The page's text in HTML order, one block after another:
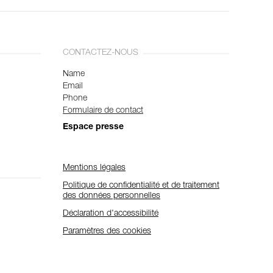
CONTACTEZ-NOUS
Name
Email
Phone
Formulaire de contact
Espace presse
Mentions légales
Politique de confidentialité et de traitement
des données personnelles
Déclaration d'accessibilité
Paramètres des cookies